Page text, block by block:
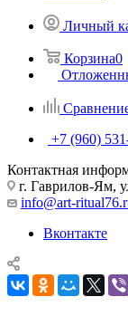
Личный
Корзина0
+7 (960)
Контактная
г. Гаврилов-Ям,
info@art-
Вконтакте